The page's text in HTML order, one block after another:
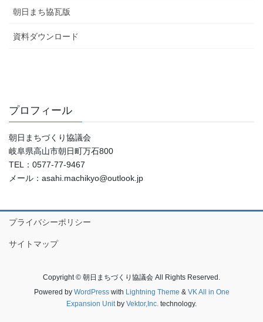
朝日まち協瓦版
資料ダウンロード
プロフィール
朝日まちづくり協議会
岐阜県高山市朝日町万石800
TEL：0577-77-9467
メール：asahi.machikyo@outlook.jp
プライバシーポリシー
サイトマップ
Copyright © 朝日まちづくり協議会 All Rights Reserved.
Powered by WordPresswith Lightning Theme & VK All in One
Expansion Unit by Vektor,Inc. technology.